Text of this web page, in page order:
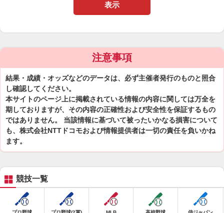
表示
注意事項
結果・成績・オッズなどのデータは、必ず主催者発行のものと照合
し確認してください。
本サイトのページ上に掲載されている情報の内容に関しては万全を
期しておりますが、その内容の正確性および安全性を保証するもの
ではありません。 当該情報に基づいて被ったいかなる損害について
も、株式会社NTTドコモおよび情報提供者は一切の責任を負いかね
ます。
競技一覧